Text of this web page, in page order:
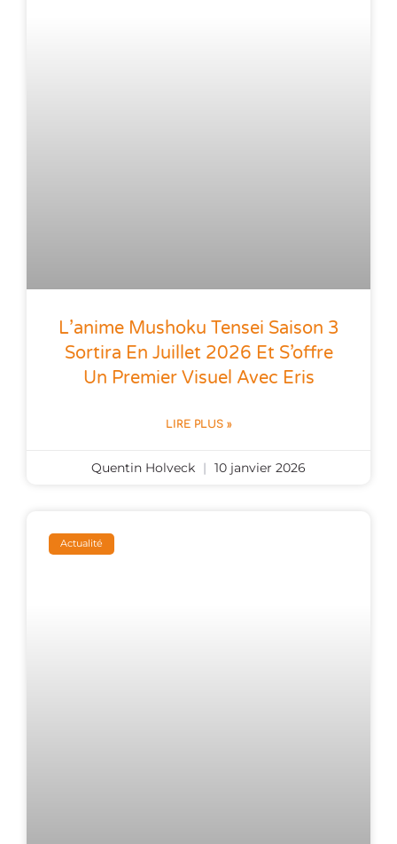
L’anime Mushoku Tensei Saison 3
Sortira En Juillet 2026 Et S’offre
Un Premier Visuel Avec Eris
LIRE PLUS »
Quentin Holveck 10 janvier 2026
Actualité